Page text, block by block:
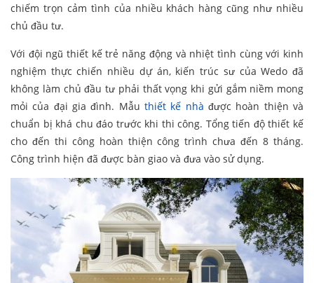
chiếm trọn cảm tình của nhiều khách hàng cũng như nhiều
chủ đầu tư.
Với đội ngũ thiết kế trẻ năng động và nhiệt tình cùng với kinh
nghiệm thực chiến nhiều dự án, kiến trúc sư của Wedo đã
không làm chủ đầu tư phải thất vọng khi gửi gắm niềm mong
mỏi của đại gia đình. Mẫu thiết kế nhà được hoàn thiện và
chuẩn bị khá chu đáo trước khi thi công. Tổng tiến độ thiết kế
cho đến thi công hoàn thiện công trình chưa đến 8 tháng.
Công trình hiện đã được bàn giao và đưa vào sử dụng.